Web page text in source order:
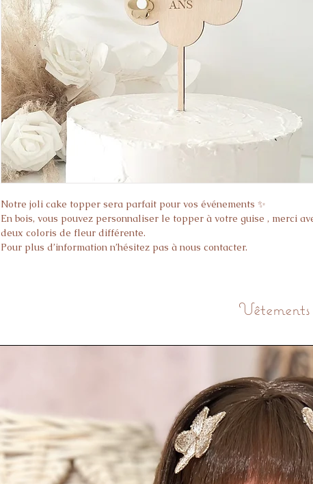
Notre joli cake topper sera parfait pour vos événements ✨
En bois, vous pouvez personnaliser le topper à votre guise , merci
deux coloris de fleur différente.
Pour plus d’information n’hésitez pas à nous contacter.